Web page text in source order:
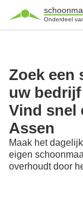
Onderdeel
Zoek een
uw
Vind snel
Assen
Maak het
eigen
overhoudt door